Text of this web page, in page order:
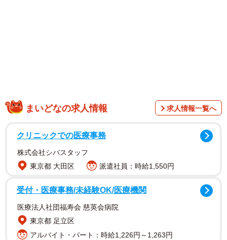
都会では土地や物価が高くて駐車場などの維持費が高く
つくこと、そしてそもそも公共交通機関が充実していてク
ルマがなくても困らないことなどが理由でしょう。
しかしクルマに利用価値がないというわけでもなく、た
とえば荷物が多い場合、ドアtoドアで移動できる便利さ、
公共交通機関が動いていない時間帯の移動などでクルマが
欲しい状況というのはあるわけです。そこで生まれたサー
まいどなの求人情報 求人情報一覧へ
クリニックでの医療事務
株式会社シバスタッフ
東京都 大田区
派遣社員：時給1,550円
受付・医療事務/未経験OK/医療機関
医療法人社団福寿会 慈英会病院
東京都 足立区
アルバイト・パート：時給1,226円～1,263円